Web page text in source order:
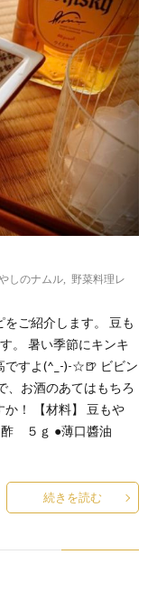
せ
シ
ー
ポ
シ
しのナムル
野菜料理レ
ご紹介します。 豆も
。 暑い季節にキンキ
すよ(^_-)-☆🍺 ビビン
、お酒のあてはもちろ
！ 【材料】 豆もや
５ｇ ●薄口醬油
続きを読む